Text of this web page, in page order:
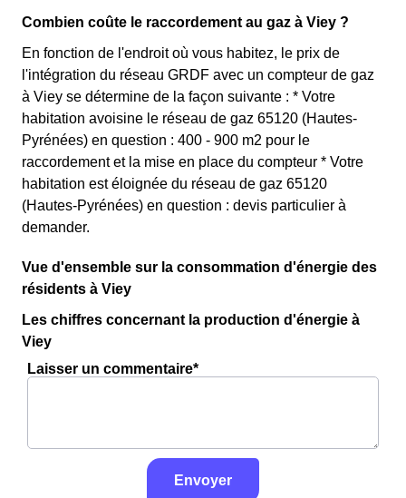
Combien coûte le raccordement au gaz à Viey ?
En fonction de l'endroit où vous habitez, le prix de
l'intégration du réseau GRDF avec un compteur de gaz
à Viey se détermine de la façon suivante : * Votre
habitation avoisine le réseau de gaz 65120 (Hautes-
Pyrénées) en question : 400 - 900 m2 pour le
raccordement et la mise en place du compteur * Votre
habitation est éloignée du réseau de gaz 65120
(Hautes-Pyrénées) en question : devis particulier à
demander.
Vue d'ensemble sur la consommation d'énergie des
résidents à Viey
Les chiffres concernant la production d'énergie à
Viey
Laisser un commentaire*
Envoyer